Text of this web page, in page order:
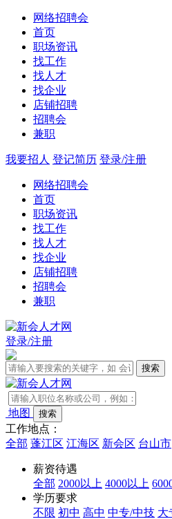
网络招聘会
首页
职场资讯
找工作
找人才
找企业
店铺招聘
招聘会
兼职
我要招人 登记简历 登录/注册
网络招聘会
首页
职场资讯
找工作
找人才
找企业
店铺招聘
招聘会
兼职
登录/注册
地图
工作地点：
全部 蓬江区 江海区 新会区 台山市
薪资待遇
全部 2000以上 4000以上
学历要求
不限 初中 高中 中专/中技 大